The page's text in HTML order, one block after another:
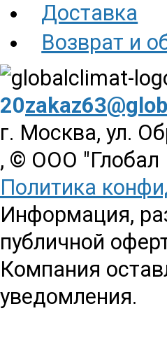
Доставка
Возврат и
20
г. Москва, ул.
, © ООО "Глобал
Политика
Информация,
публичной
Компания
уведомления.